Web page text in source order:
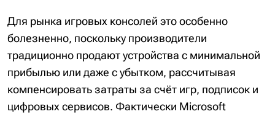
Для рынка игровых консолей это особенно
болезненно, поскольку производители
традиционно продают устройства с минимальной
прибылью или даже с убытком, рассчитывая
компенсировать затраты за счёт игр, подписок и
цифровых сервисов. Фактически Microsoft